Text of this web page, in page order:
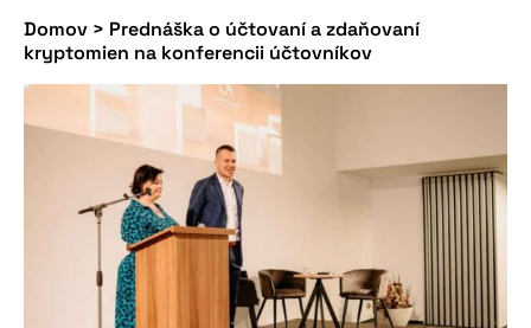
Domov > Prednáška o účtovaní a zdaňovaní
kryptomien na konferencii účtovníkov